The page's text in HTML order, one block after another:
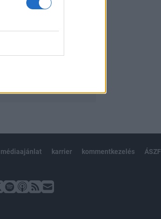
médiaajánlat karrier kommentkezelés ÁSZF